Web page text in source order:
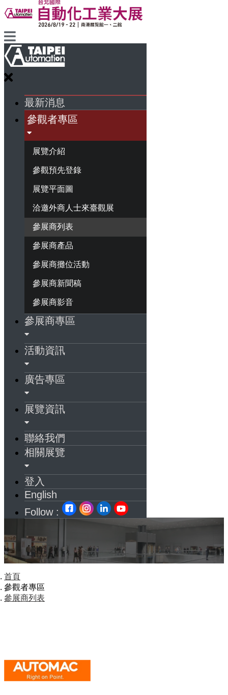
最新消息
參觀者專區
展覽介紹
參觀預先登錄
展覽平面圖
洽邀外商人士來臺觀展
參展商列表
參展商產品
參展商攤位活動
參展商新聞稿
參展商影音
參展商專區
活動資訊
廣告專區
展覽資訊
聯絡我們
相關展覽
登入
English
Follow :
首頁
參觀者專區
參展商列表